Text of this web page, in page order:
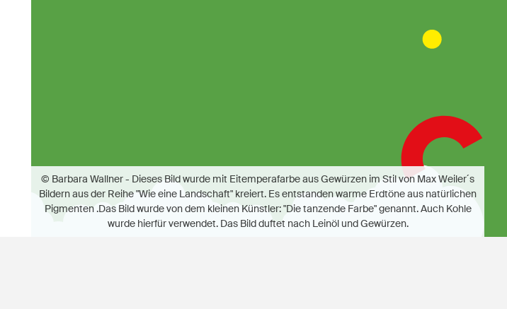
© Barbara Wallner - Dieses Bild wurde mit Eitemperafarbe aus Gewürzen im Stil von Max Weiler´s
Bildern aus der Reihe "Wie eine Landschaft" kreiert. Es entstanden warme Erdtöne aus natürlichen
Pigmenten .Das Bild wurde von dem kleinen Künstler: "Die tanzende Farbe" genannt. Auch Kohle
wurde hierfür verwendet. Das Bild duftet nach Leinöl und Gewürzen.